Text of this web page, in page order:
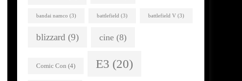
bandai namco (3) battlefield (3) battlefield V(3)
blizzard (9) cine(8)
Comic Con (4) E3 (20)